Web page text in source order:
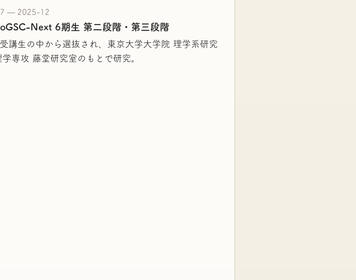
— 2025-12
Next 6期生 第二段階・第三段階
講生の中から選抜され、東京大学大学院 理学系研究
専攻 藤堂研究室のもとで研究。